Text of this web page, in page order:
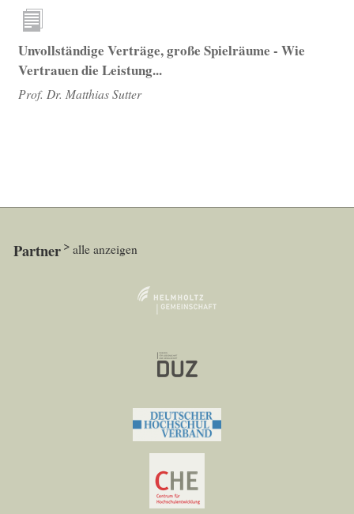
Unvollständige Verträge, große Spielräume - Wie
Vertrauen die Leistung...
Prof. Dr. Matthias Sutter
Partner alle anzeigen